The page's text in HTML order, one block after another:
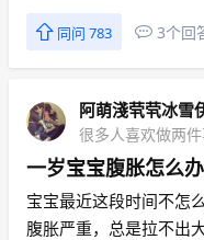
同问 783 3个回
阿萌淺茕茕冰雪
很多人喜欢做两
一岁宝宝腹胀怎么办
宝宝最近这段时间不怎
腹胀严重，总是拉不出